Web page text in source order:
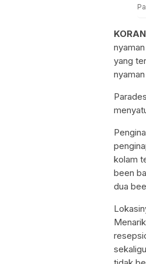
yang
kolam
been
dua